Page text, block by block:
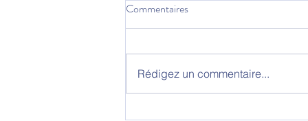
La SWISS UMEF accueille une
Commentaires
Rédigez un commentaire...